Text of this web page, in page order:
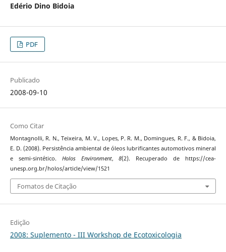
Edério Dino Bidoia
PDF
Publicado
2008-09-10
Como Citar
Montagnolli, R. N., Teixeira, M. V., Lopes, P. R. M., Domingues, R. F., & Bidoia,
E. D. (2008). Persistência ambiental de óleos lubrificantes automotivos mineral
e semi-sintético. Holos Environment,8(2). Recuperado de https://cea-
unesp.org.br/holos/article/view/1521
Fomatos de Citação
Edição
2008: Suplemento - III Workshop de Ecotoxicologia